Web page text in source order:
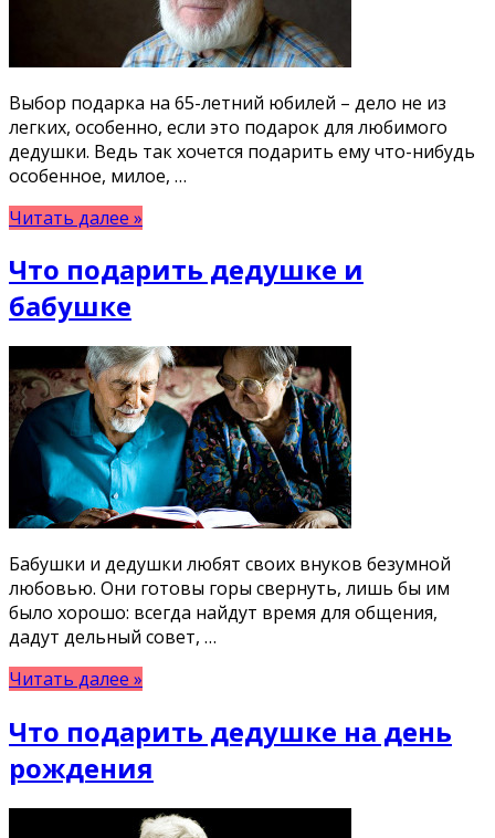
Выбор подарка на 65-летний юбилей – дело не из
легких, особенно, если это подарок для любимого
дедушки. Ведь так хочется подарить ему что-нибудь
особенное, милое, …
Читать далее »
Что подарить дедушке и
бабушке
Бабушки и дедушки любят своих внуков безумной
любовью. Они готовы горы свернуть, лишь бы им
было хорошо: всегда найдут время для общения,
дадут дельный совет, …
Читать далее »
Что подарить дедушке на день
рождения